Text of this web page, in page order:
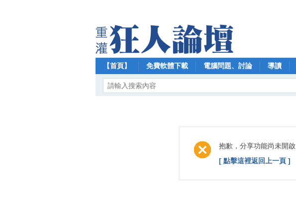
【首頁】 免費軟體下載 電腦問題、討論 導讀
抱歉，分享功能尚未開啟
[ 點擊這裡返回上一頁 ]